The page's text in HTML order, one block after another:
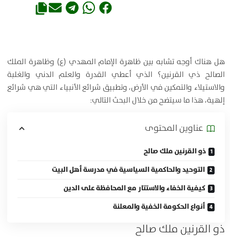
هل هناك أوجه تشابه بين ظاهرة الإمام المهدي (ع) وظاهرة الملك
الصالح ذي القرنين؟ الذي أعطي القدرة والعلم الدني والغلبة
والاستيلاء والتمكين في الأرض، وتطبيق شرائع الأنبياء التي هي شرائع
إلهية، هذا ما سيتضح من خلال البحث التالي:
عناوين المحتوی
ذو القرنين ملك صالح
التوحيد والحاكمية السياسية في مدرسة أهل البيت
كيفية الخفاء والاستتار مع المحافظة على الدين
أنواع الحكومة الخفية والمعلنة
ذو القرنين ملك صالح